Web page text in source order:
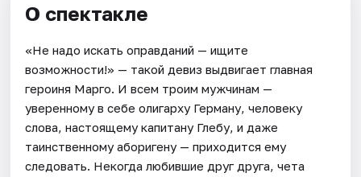
О спектакле
«Не надо искать оправданий — ищите
возможности!» — такой девиз выдвигает главная
героиня Марго. И всем троим мужчинам —
уверенному в себе олигарху Герману, человеку
слова, настоящему капитану Глебу, и даже
таинственному аборигену — приходится ему
следовать. Некогда любившие друг друга, чета